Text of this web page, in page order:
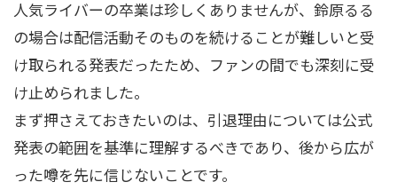
人気ライバーの卒業は珍しくありませんが、鈴原るる
の場合は配信活動そのものを続けることが難しいと受
け取られる発表だったため、ファンの間でも深刻に受
け止められました。
まず押さえておきたいのは、引退理由については公式
発表の範囲を基準に理解するべきであり、後から広が
った噂を先に信じないことです。